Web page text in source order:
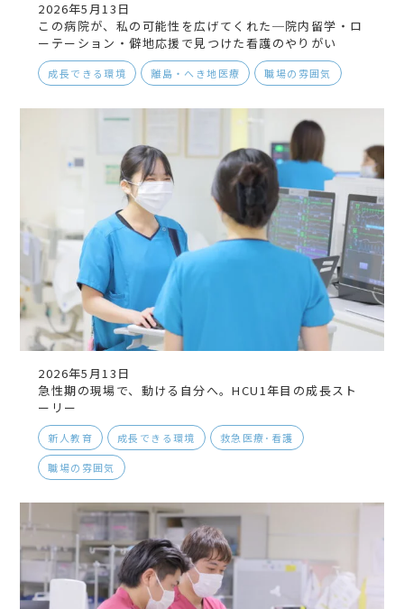
2026年5月13日
この病院が、私の可能性を広げてくれた─院内留学・ロ
ーテーション・僻地応援で見つけた看護のやりがい
成長できる環境 離島・へき地医療 職場の雰囲気
2026年5月13日
急性期の現場で、動ける自分へ。HCU1年目の成長スト
ーリー
新人教育 成長できる環境 救急医療･看護
職場の雰囲気